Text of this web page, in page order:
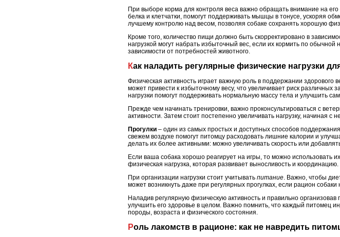
При выборе корма для контроля веса важно обращать внимание на
белка и клетчатки, помогут поддерживать мышцы в тонусе, ускоряя
лучшему контролю над весом, позволяя собаке сохранять хорошую
Кроме того, количество пищи должно быть скорректировано в
нагрузкой могут набрать избыточный вес, если их кормить по
зависимости от потребностей животного.
Как наладить регулярные физические нагрузки
Физическая активность играет важную роль в поддержании
может привести к избыточному весу, что увеличивает риск различных
нагрузки помогут поддерживать нормальную массу тела и улучшить
Прежде чем начинать тренировки, важно проконсультироваться с
активности. Затем стоит постепенно увеличивать нагрузку, начиная с
Прогулки – один из самых простых и доступных способов
свежем воздухе помогут питомцу расходовать лишние калории и
делать их более активными: можно увеличивать скорость или
Если ваша собака хорошо реагирует на игры, то можно использовать
физическая нагрузка, которая развивает выносливость и координацию.
При организации нагрузки стоит учитывать питание. Важно, чтобы
может возникнуть даже при регулярных прогулках, если рацион собаки
Наладив регулярную физическую активность и правильно
улучшить его здоровье в целом. Важно помнить, что каждый питомец
породы, возраста и физического состояния.
Роль лакомств в рационе: как не навредить